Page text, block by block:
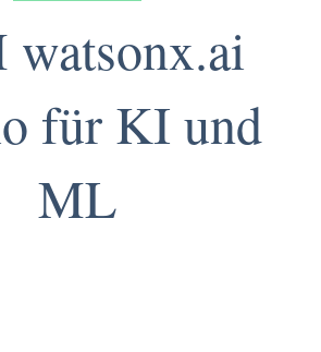
für KI und
ML